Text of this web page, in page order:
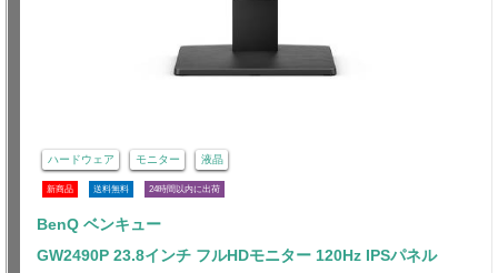
ハードウェア モニター 液晶
新商品 送料無料 24時間以内に出荷
BenQ ベンキュー
GW2490P 23.8インチ フルHDモニター 120Hz IPSパネル